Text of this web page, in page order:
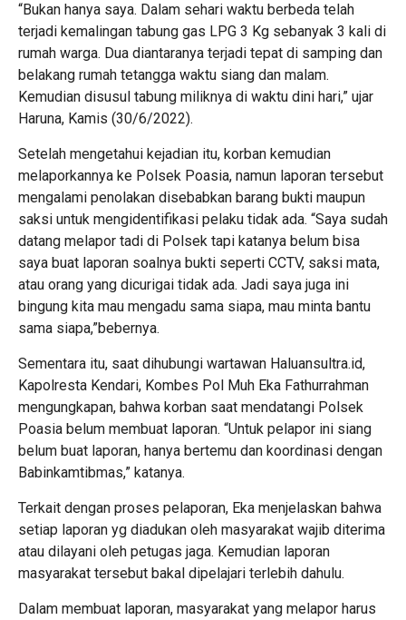
“Bukan hanya saya. Dalam sehari waktu berbeda telah
terjadi kemalingan tabung gas LPG 3 Kg sebanyak 3 kali di
rumah warga. Dua diantaranya terjadi tepat di samping dan
belakang rumah tetangga waktu siang dan malam.
Kemudian disusul tabung miliknya di waktu dini hari,” ujar
Haruna, Kamis (30/6/2022).
Setelah mengetahui kejadian itu, korban kemudian
melaporkannya ke Polsek Poasia, namun laporan tersebut
mengalami penolakan disebabkan barang bukti maupun
saksi untuk mengidentifikasi pelaku tidak ada. “Saya sudah
datang melapor tadi di Polsek tapi katanya belum bisa
saya buat laporan soalnya bukti seperti CCTV, saksi mata,
atau orang yang dicurigai tidak ada. Jadi saya juga ini
bingung kita mau mengadu sama siapa, mau minta bantu
sama siapa,”bebernya.
Sementara itu, saat dihubungi wartawan Haluansultra.id,
Kapolresta Kendari, Kombes Pol Muh Eka Fathurrahman
mengungkapan, bahwa korban saat mendatangi Polsek
Poasia belum membuat laporan. “Untuk pelapor ini siang
belum buat laporan, hanya bertemu dan koordinasi dengan
Babinkamtibmas,” katanya.
Terkait dengan proses pelaporan, Eka menjelaskan bahwa
setiap laporan yg diadukan oleh masyarakat wajib diterima
atau dilayani oleh petugas jaga. Kemudian laporan
masyarakat tersebut bakal dipelajari terlebih dahulu.
Dalam membuat laporan, masyarakat yang melapor harus